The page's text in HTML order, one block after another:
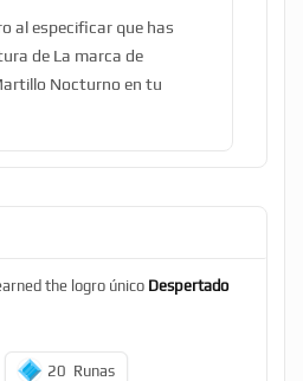
al especificar que has
de La marca de
Nocturno en tu
the logro único Despertado
20 Runas